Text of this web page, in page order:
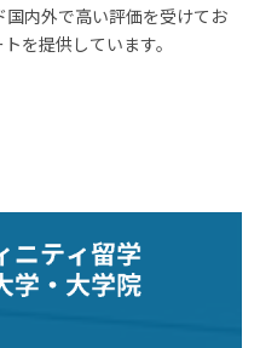
内外で高い評価を受けてお
を提供しています。